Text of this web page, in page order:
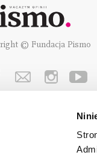
© Fundacja Pismo
Fundację Pismo